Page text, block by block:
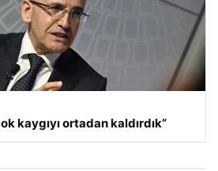
kaygıyı ortadan kaldırdık”